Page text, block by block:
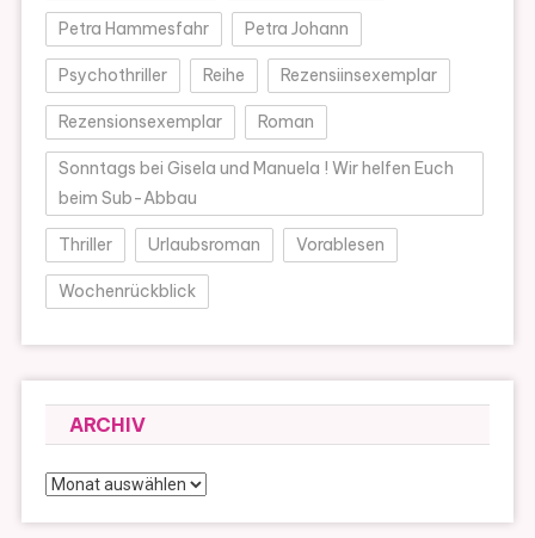
Petra Hammesfahr Petra Johann
Psychothriller Reihe Rezensiinsexemplar
Rezensionsexemplar Roman
Sonntags bei Gisela und Manuela ! Wir helfen Euch
beim Sub-Abbau
Thriller Urlaubsroman Vorablesen
Wochenrückblick
ARCHIV
Archiv